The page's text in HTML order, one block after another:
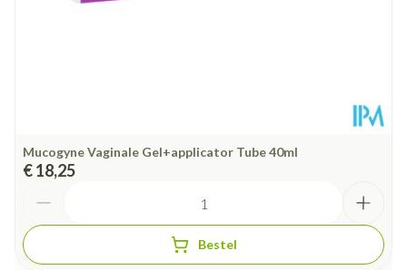
Mucogyne Vaginale Gel+applicator Tube 40ml
€ 18,25
Bestel